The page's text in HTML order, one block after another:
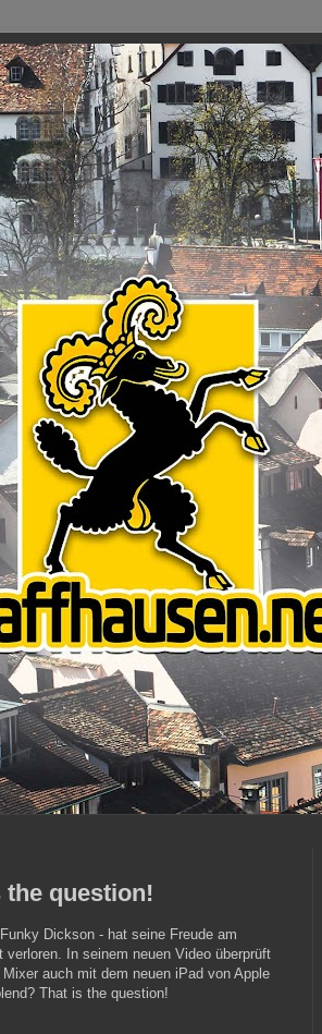
the question!
Dickson - hat seine Freude am
In seinem neuen Video überprüft
auch mit dem neuen iPad von Apple
That is the question!